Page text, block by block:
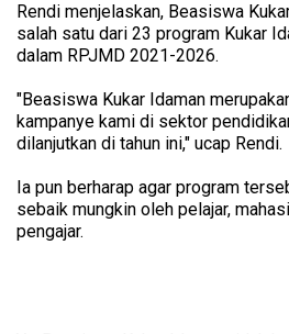
Rendi menjelaskan, Beasiswa
salah satu dari 23 program Kukar
dalam RPJMD 2021-2026.
"Beasiswa Kukar Idaman
kampanye kami di sektor
dilanjutkan di tahun ini," ucap Rendi.
Ia pun berharap agar program
sebaik mungkin oleh pelajar,
pengajar.